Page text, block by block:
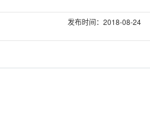
发布时间：2018-08-24